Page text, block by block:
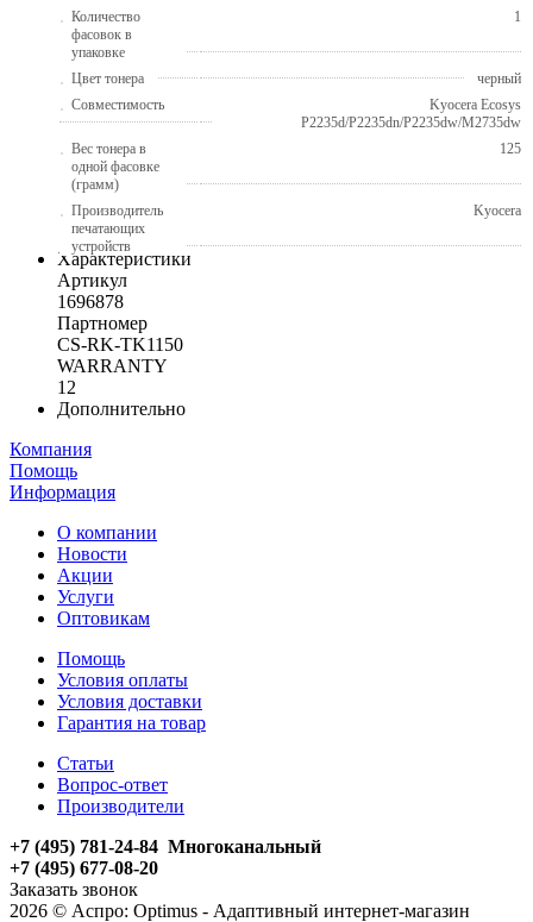
Количество
фасовок в
упаковке
1
Цвет тонера
черный
Совместимость
Kyocera Ecosys
P2235d/P2235dn/P2235dw/M2735dw
Вес тонера в
одной фасовке
(грамм)
125
Производитель
печатающих
устройств
Kyocera
Характеристики
Артикул
1696878
Партномер
CS-RK-TK1150
WARRANTY
12
Дополнительно
Компания
Помощь
Информация
О компании
Новости
Акции
Услуги
Оптовикам
Помощь
Условия оплаты
Условия доставки
Гарантия на товар
Статьи
Вопрос-ответ
Производители
+7 (495) 781-24-84 Многоканальный
+7 (495) 677-08-20
Заказать звонок
2026 © Аспро: Optimus - Адаптивный интернет-магазин